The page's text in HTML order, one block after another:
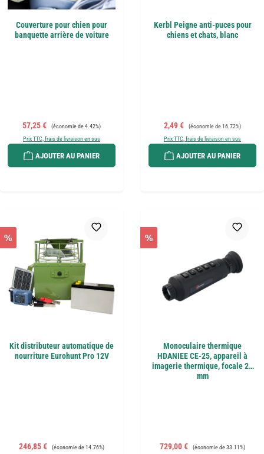
Couverture pour chien pour
banquette arrière de voiture
Prix de vente :
57,25 € Prix régulier :
(économie de 4.42%)
Prix TTC, frais de livraison en sus
AJOUTER AU PANIER
Kerbl Peigne anti-puces pour
chiens et chats, blanc
Prix de vente :
2,49 € Prix régulier :
(économie de 16.72%)
Prix TTC, frais de livraison en sus
AJOUTER AU PANIER
%
Kit distributeur automatique de
nourriture Eurohunt Pro 12V
Prix de vente :
246,85 € Prix régulier :
(économie de 14.76%)
%
Monoculaire thermique
HDANIEE CE-25, appareil à
imagerie thermique, focale 25
mm
Prix de vente :
729,00 € Prix régulier :
(économie de 33.11%)